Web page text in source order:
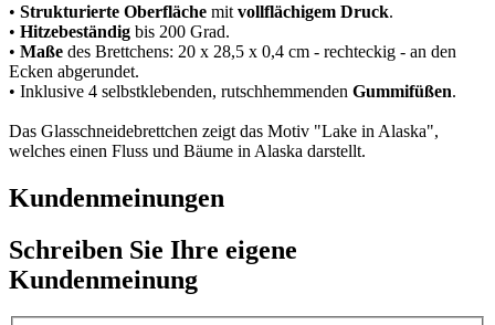
• Strukturierte Oberfläche mit vollflächigem Druck.
• Hitzebeständig bis 200 Grad.
• Maße des Brettchens: 20 x 28,5 x 0,4 cm - rechteckig - an den
Ecken abgerundet.
• Inklusive 4 selbstklebenden, rutschhemmenden Gummifüßen.
Das Glasschneidebrettchen zeigt das Motiv "Lake in Alaska",
welches einen Fluss und Bäume in Alaska darstellt.
Kundenmeinungen
Schreiben Sie Ihre eigene
Kundenmeinung